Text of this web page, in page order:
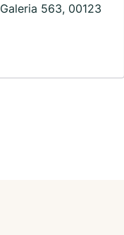
563, 00123